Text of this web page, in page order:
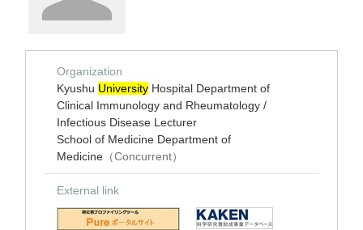
Organization
Kyushu University Hospital Department of
Clinical Immunology and Rheumatology /
Infectious Disease Lecturer
School of Medicine Department of
Medicine （Concurrent）
External link